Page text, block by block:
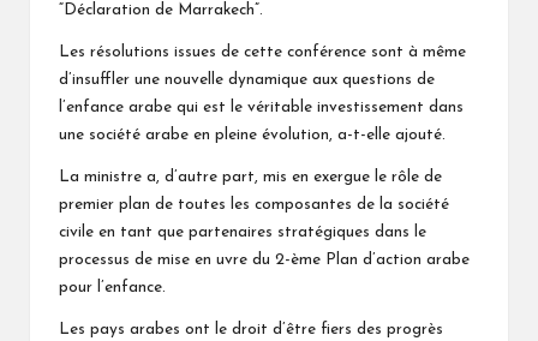
“Déclaration de Marrakech”.
Les résolutions issues de cette conférence sont à même
d’insuffler une nouvelle dynamique aux questions de
l’enfance arabe qui est le véritable investissement dans
une société arabe en pleine évolution, a-t-elle ajouté.
La ministre a, d’autre part, mis en exergue le rôle de
premier plan de toutes les composantes de la société
civile en tant que partenaires stratégiques dans le
processus de mise en uvre du 2-ème Plan d’action arabe
pour l’enfance.
Les pays arabes ont le droit d’être fiers des progrès